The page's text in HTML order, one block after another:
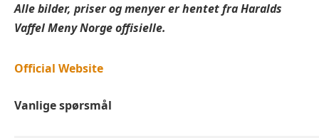
Alle bilder, priser og menyer er hentet fraHaralds
VaffelMeny Norge offisielle.
Official Website
Vanlige spørsmål